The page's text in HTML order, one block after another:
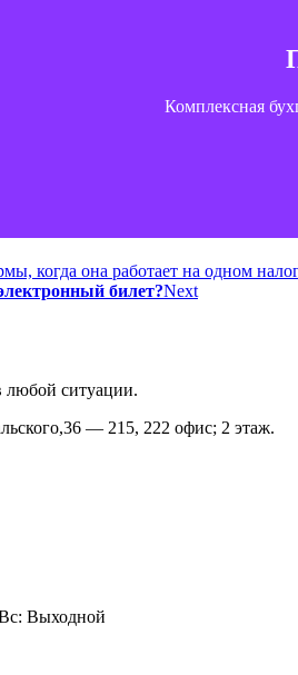
Комплексная
когда она работает на одном
билет?Next
любой ситуации.
— 215, 222 офис; 2 этаж.
Выходной